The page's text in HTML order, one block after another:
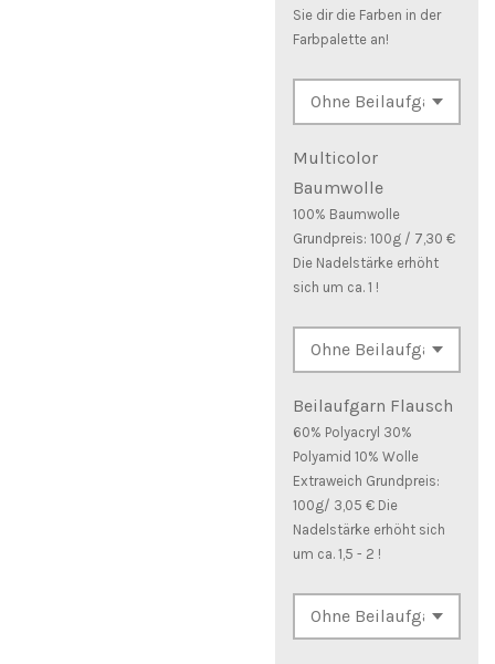
Sie dir die Farben in der
Farbpalette an!
Multicolor
Baumwolle
100% Baumwolle
Grundpreis: 100g / 7,30 €
Die Nadelstärke erhöht
sich um ca. 1 !
Beilaufgarn Flausch
60% Polyacryl 30%
Polyamid 10% Wolle
Extraweich Grundpreis:
100g/ 3,05 € Die
Nadelstärke erhöht sich
um ca. 1,5 - 2 !